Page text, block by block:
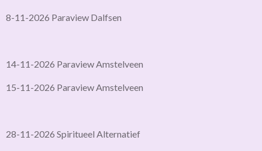
8-11-2026 Paraview Dalfsen
14-11-2026 Paraview Amstelveen
15-11-2026 Paraview Amstelveen
28-11-2026 Spiritueel Alternatief